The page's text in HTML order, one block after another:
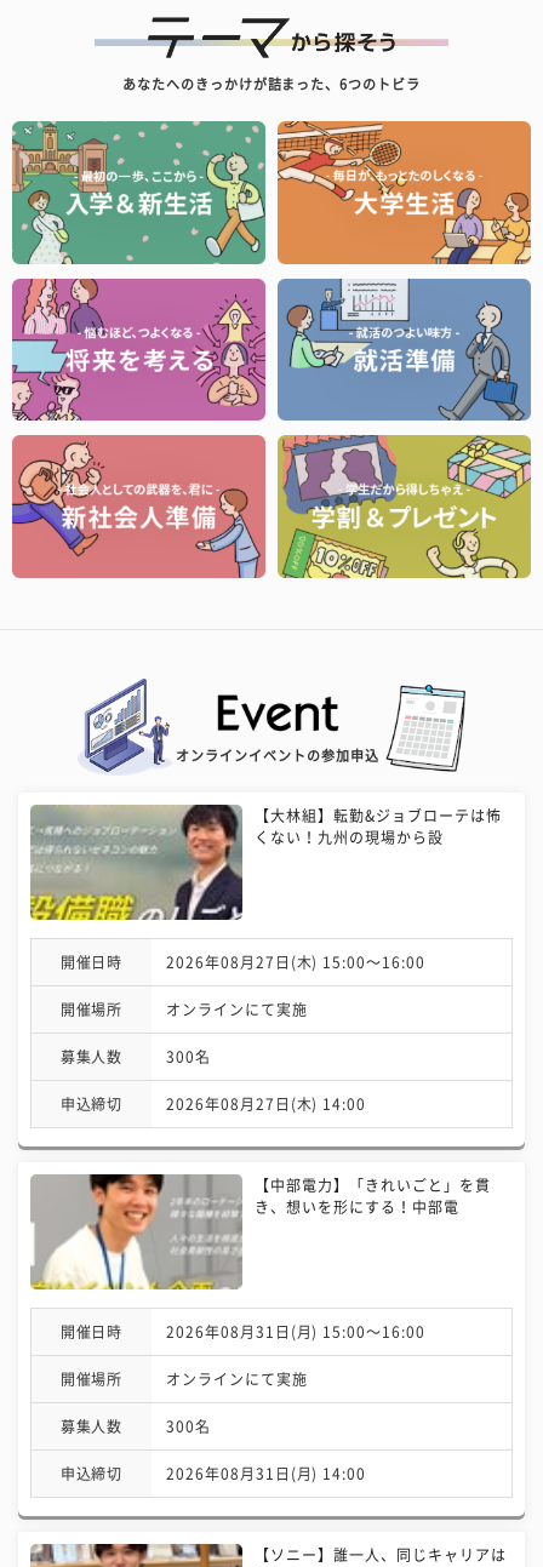
あなたへのきっかけが詰まった、6つのトビラ
オンラインイベントの参加申込
【大林組】転勤&ジョブローテは怖
くない！九州の現場から設
開催日時 2026年08月27日(木) 15:00〜16:00
開催場所 オンラインにて実施
募集人数 300名
申込締切 2026年08月27日(木) 14:00
【中部電力】「きれいごと」を貫
き、想いを形にする！中部電
開催日時 2026年08月31日(月) 15:00〜16:00
開催場所 オンラインにて実施
募集人数 300名
申込締切 2026年08月31日(月) 14:00
【ソニー】誰一人、同じキャリアは